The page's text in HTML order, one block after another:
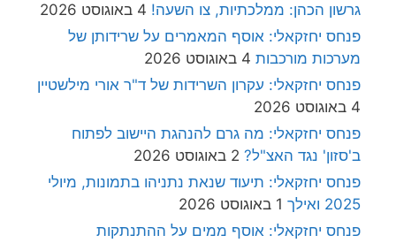
גרשון הכהן: ממלכתיות, צו השעה! 4 באוגוסט 2026
פנחס יחזקאלי: אוסף המאמרים על שרידותן של
מערכות מורכבות 4 באוגוסט 2026
פנחס יחזקאלי: עקרון השרידות של ד"ר אורי מילשטיין
4 באוגוסט 2026
פנחס יחזקאלי: מה גרם להנהגת היישוב לפתוח
ב'סזון' נגד האצ"ל? 2 באוגוסט 2026
פנחס יחזקאלי: תיעוד שנאת נתניהו בתמונות, מיולי
2025 ואילך
1 באוגוסט 2026
פנחס יחזקאלי: אוסף ממים על ההתנתקות